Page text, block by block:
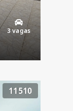
3 vagas
11510